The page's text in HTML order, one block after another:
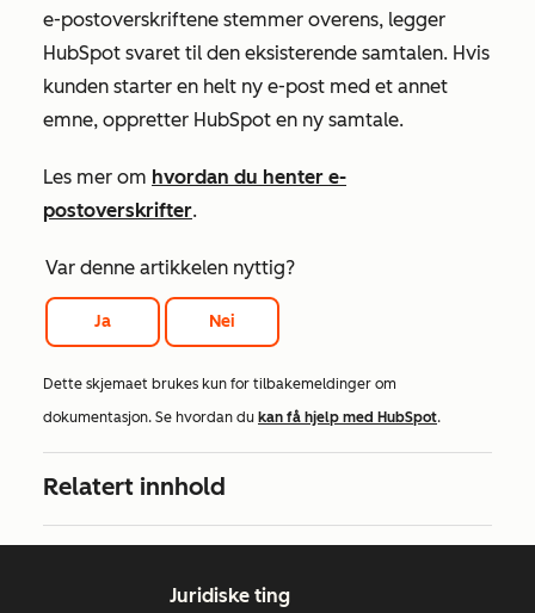
e-postoverskriftene stemmer overens, legger
HubSpot svaret til den eksisterende samtalen. Hvis
kunden starter en helt ny e-post med et annet
emne, oppretter HubSpot en ny samtale.
Les mer om hvordan du henter e-
postoverskrifter.
Var denne artikkelen nyttig?
Ja Nei
Dette skjemaet brukes kun for tilbakemeldinger om
dokumentasjon. Se hvordan du kan få hjelp med HubSpot.
Relatert innhold
Juridiske ting